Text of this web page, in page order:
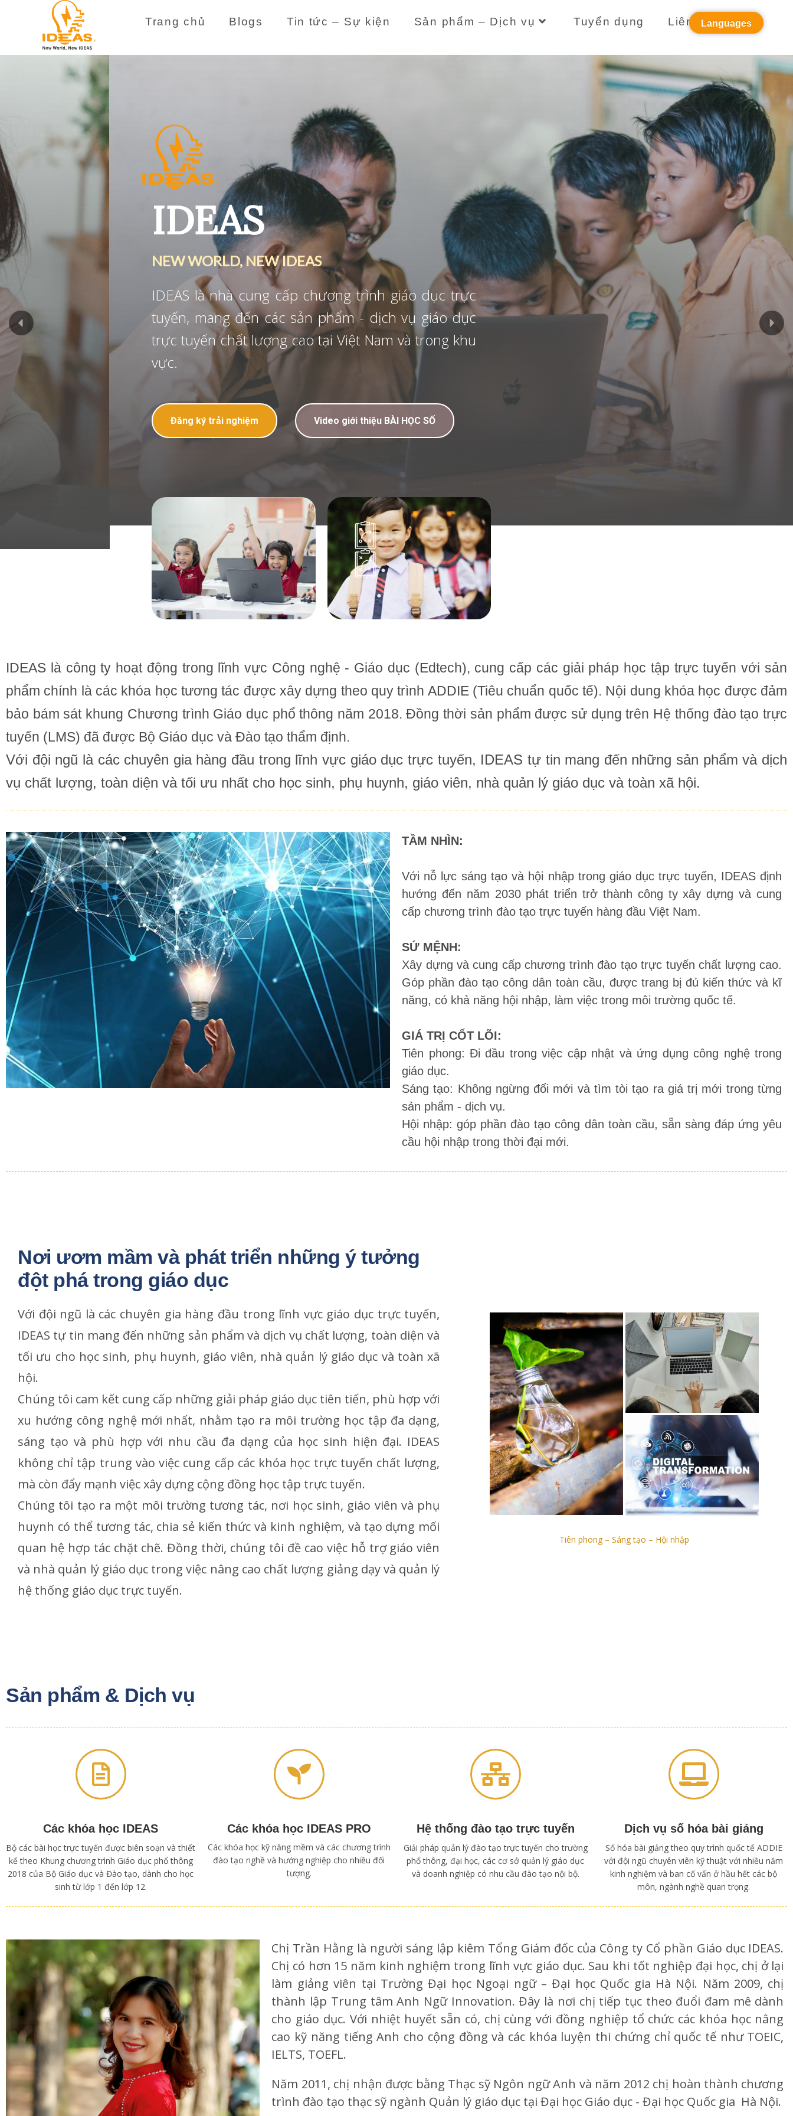
Trang chủ Blogs Tin tức – Sự kiện Sản phẩm – Dịch vụ Tuyển dụng Liên hệ
IDEAS
NEW WORLD, NEW IDEAS
IDEAS là nhà cung cấp chương trình giáo dục trực
tuyến, mang đến các sản phẩm - dịch vụ giáo dục
trực tuyến chất lượng cao tại Việt Nam và trong khu
vực.
Video giới thiệu BÀI HỌC SỐ
IDEAS là công ty hoạt động trong lĩnh vực Công nghệ - Giáo dục (Edtech), cung cấp các giải pháp học tập trực tuyến với sản
phẩm chính là các khóa học tương tác được xây dựng theo quy trình ADDIE (Tiêu chuẩn quốc tế). Nội dung khóa học được đảm
bảo bám sát khung Chương trình Giáo dục phổ thông năm 2018. Đồng thời sản phẩm được sử dụng trên Hệ thống đào tạo trực
tuyến (LMS) đã được Bộ Giáo dục và Đào tạo thẩm định.
Với đội ngũ là các chuyên gia hàng đầu trong lĩnh vực giáo dục trực tuyến, IDEAS tự tin mang đến những sản phẩm và dịch
vụ chất lượng, toàn diện và tối ưu nhất cho học sinh, phụ huynh, giáo viên, nhà quản lý giáo dục và toàn xã hội.
TẦM NHÌN:
Với nỗ lực sáng tạo và hội nhập trong giáo dục trực tuyến, IDEAS định
hướng đến năm 2030 phát triển trở thành công ty xây dựng và cung
cấp chương trình đào tạo trực tuyến hàng đầu Việt Nam.
SỨ MỆNH:
Xây dựng và cung cấp chương trình đào tạo trực tuyến chất lượng cao.
Góp phần đào tạo công dân toàn cầu, được trang bị đủ kiến thức và kĩ
năng, có khả năng hội nhập, làm việc trong môi trường quốc tế.
GIÁ TRỊ CỐT LÕI:
Tiên phong: Đi đầu trong việc cập nhật và ứng dụng công nghệ trong
giáo dục.
Sáng tạo: Không ngừng đổi mới và tìm tòi tạo ra giá trị mới trong từng
sản phẩm - dịch vụ.
Hội nhập: góp phần đào tạo công dân toàn cầu, sẵn sàng đáp ứng yêu
cầu hội nhập trong thời đại mới.
Nơi ươm mầm và phát triển những ý tưởng
đột phá trong giáo dục
Với đội ngũ là các chuyên gia hàng đầu trong lĩnh vực giáo dục trực tuyến,
IDEAS tự tin mang đến những sản phẩm và dịch vụ chất lượng, toàn diện và
tối ưu cho học sinh, phụ huynh, giáo viên, nhà quản lý giáo dục và toàn xã
hội.
Chúng tôi cam kết cung cấp những giải pháp giáo dục tiên tiến, phù hợp với
xu hướng công nghệ mới nhất, nhằm tạo ra môi trường học tập đa dạng,
sáng tạo và phù hợp với nhu cầu đa dạng của học sinh hiện đại. IDEAS
không chỉ tập trung vào việc cung cấp các khóa học trực tuyến chất lượng,
mà còn đẩy mạnh việc xây dựng cộng đồng học tập trực tuyến.
Chúng tôi tạo ra một môi trường tương tác, nơi học sinh, giáo viên và phụ
huynh có thể tương tác, chia sẻ kiến thức và kinh nghiệm, và tạo dựng mối
quan hệ hợp tác chặt chẽ. Đồng thời, chúng tôi đề cao việc hỗ trợ giáo viên
và nhà quản lý giáo dục trong việc nâng cao chất lượng giảng dạy và quản lý
hệ thống giáo dục trực tuyến.
Tiên phong – Sáng tạo – Hội nhập
Sản phẩm & Dịch vụ
Các khóa học IDEAS
Bộ các bài học trực tuyến được biên soạn và thiết
kế theo Khung chương trình Giáo dục phổ thông
2018 của Bộ Giáo dục và Đào tạo, dành cho học
sinh từ lớp 1 đến lớp 12.
Các khóa học IDEAS PRO
Các khóa học kỹ năng mềm và các chương trình
đào tạo nghề và hướng nghiệp cho nhiều đối
tượng.
Hệ thống đào tạo trực tuyến
Giải pháp quản lý đào tạo trực tuyến cho trường
phổ thông, đại học, các cơ sở quản lý giáo dục
và doanh nghiệp có nhu cầu đào tạo nội bộ.
Dịch vụ số hóa bài giảng
Số hóa bài giảng theo quy trình quốc tế ADDIE
với đội ngũ chuyên viên kỹ thuật với nhiều năm
kinh nghiệm và ban cố vấn ở hầu hết các bộ
môn, ngành nghề quan trọng.
Chị Trần Hằng là người sáng lập kiêm Tổng Giám đốc của Công ty Cổ phần Giáo dục IDEAS.
Chị có hơn 15 năm kinh nghiệm trong lĩnh vực giáo dục. Sau khi tốt nghiệp đại học, chị ở lại
làm giảng viên tại Trường Đại học Ngoại ngữ – Đại học Quốc gia Hà Nội. Năm 2009, chị
thành lập Trung tâm Anh Ngữ Innovation. Đây là nơi chị tiếp tục theo đuổi đam mê dành
cho giáo dục. Với nhiệt huyết sẵn có, chị cùng với đồng nghiệp tổ chức các khóa học nâng
cao kỹ năng tiếng Anh cho cộng đồng và các khóa luyện thi chứng chỉ quốc tế như TOEIC,
IELTS, TOEFL.
Năm 2011, chị nhận được bằng Thạc sỹ Ngôn ngữ Anh và năm 2012 chị hoàn thành chương
trình đào tạo thạc sỹ ngành Quản lý giáo dục tại Đại học Giáo dục - Đại học Quốc gia Hà Nội.
Languages